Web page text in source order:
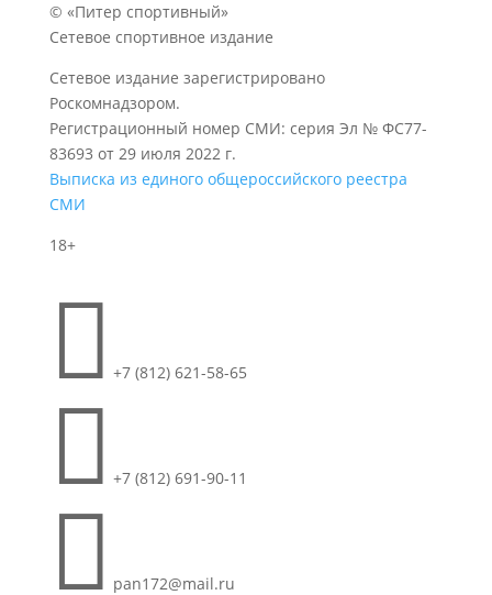
© «Питер спортивный»
Сетевое спортивное издание
Сетевое издание зарегистрировано
Роскомнадзором.
Регистрационный номер СМИ: серия Эл № ФС77-
83693 от 29 июля 2022 г.
Выписка из единого общероссийского реестра
СМИ
18+
 +7 (812) 621-58-65
 +7 (812) 691-90-11
 pan172@mail.ru